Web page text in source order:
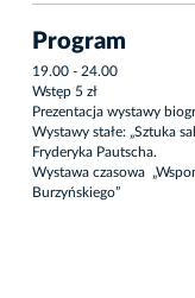
Program
19.00 - 24.00
Wstęp 5 zł
Prezentacja wystawy
Wystawy stałe: „Sztuka
Fryderyka Pautscha.
Wystawa czasowa
Burzyńskiego”